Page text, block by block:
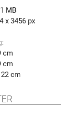
MB
x 3456 px
cm
cm
cm